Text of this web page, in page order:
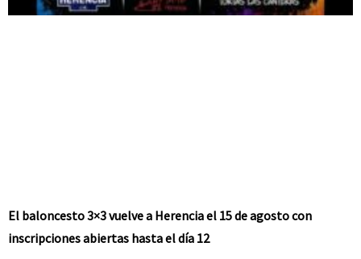
El baloncesto 3×3 vuelve a Herencia el 15 de agosto con
inscripciones abiertas hasta el día 12